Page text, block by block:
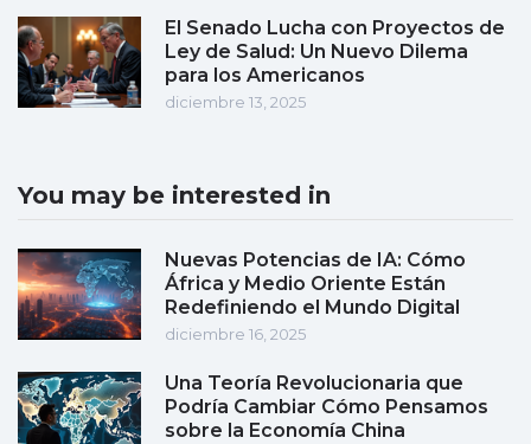
El Senado Lucha con Proyectos de
Ley de Salud: Un Nuevo Dilema
para los Americanos
diciembre 13, 2025
You may be interested in
Nuevas Potencias de IA: Cómo
África y Medio Oriente Están
Redefiniendo el Mundo Digital
diciembre 16, 2025
Una Teoría Revolucionaria que
Podría Cambiar Cómo Pensamos
sobre la Economía China